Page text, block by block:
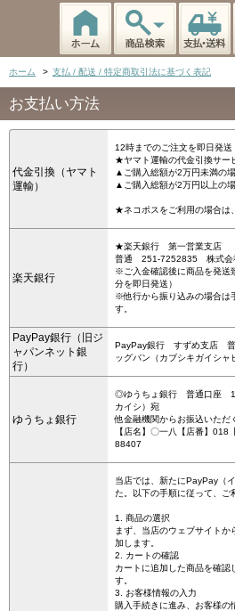
ホーム > 支払 / 配送 / 特定商取引法に基づく表記
お支払い方法
代金引換（ヤマト
運輸）
12時までのご注文を即日発送
★ヤマト運輸の代金引換サー
▲ご購入総額が2万円未満の
▲ご購入総額が2万円以上の
★ネコポスをご利用の場合は
楽天銀行
★楽天銀行 第一営業支店
普通 251-7252835 株式会
※ご入金確認後に商品を発送
分を即日発送）
※他行から振り込みの場合は
す。
PayPay銀行（旧ジ
ャパンネット銀
行）
PayPay銀行 すずめ支店
ッグバン（カブシキガイシ
ゆうちょ銀行
◎ゆうちょ銀行 普通口座
カイシ）宛
他金融機関からお振込いただ
【店名】〇一八【店番】
88407
当店では、新たにPayPay（
た。以下の手順に従って、ご
1. 商品の選択
まず、当店のウェブサイト
加します。
2. カートの確認
カートに追加した商品を確認
す。
3. お客様情報の入力
購入手続きに進み、お客様の